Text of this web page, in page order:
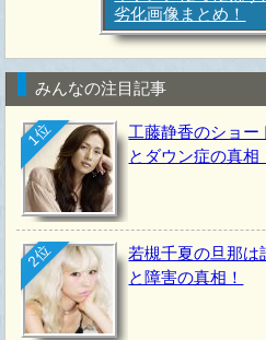
劣化画像まとめ！
みんなの注目記事
1位
工藤静香のショー
とダウン症の真相
2位
若槻千夏の旦那
と障害の真相！